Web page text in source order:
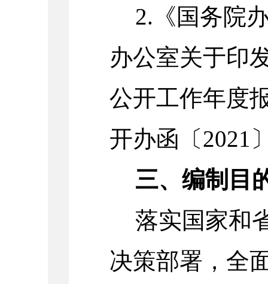
2.《国务院
办公室关于印
公开工作年度
开办函〔2021
三、编制目
落实国家和
决策部署，全